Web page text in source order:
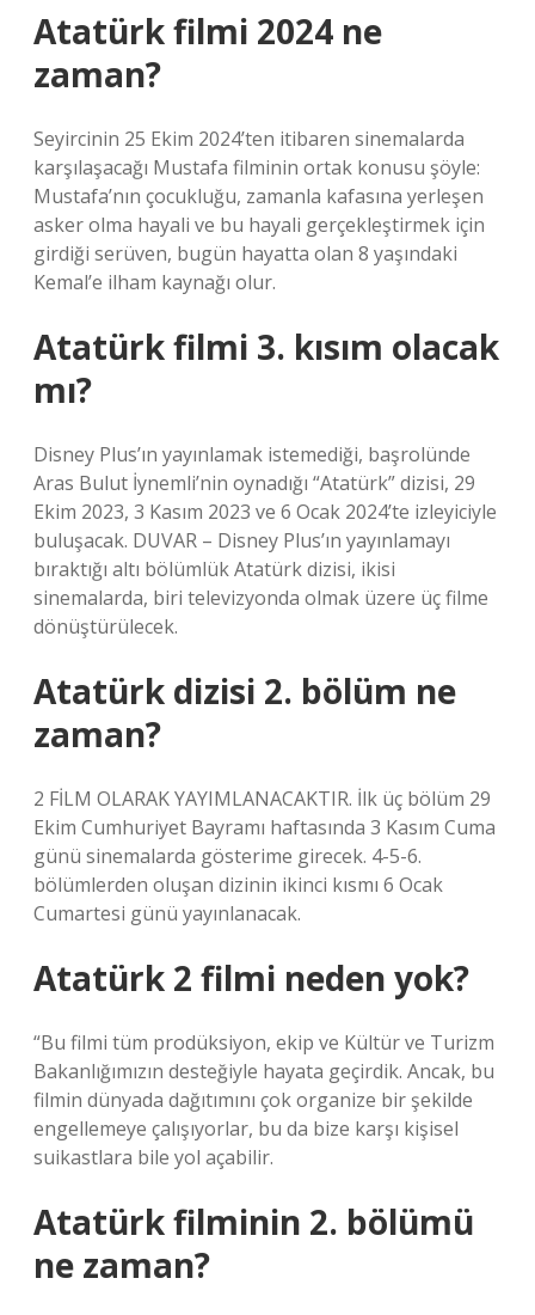
Atatürk filmi 2024 ne
zaman?
Seyircinin 25 Ekim 2024’ten itibaren sinemalarda
karşılaşacağı Mustafa filminin ortak konusu şöyle:
Mustafa’nın çocukluğu, zamanla kafasına yerleşen
asker olma hayali ve bu hayali gerçekleştirmek için
girdiği serüven, bugün hayatta olan 8 yaşındaki
Kemal’e ilham kaynağı olur.
Atatürk filmi 3. kısım olacak
mı?
Disney Plus’ın yayınlamak istemediği, başrolünde
Aras Bulut İynemli’nin oynadığı “Atatürk” dizisi, 29
Ekim 2023, 3 Kasım 2023 ve 6 Ocak 2024’te izleyiciyle
buluşacak. DUVAR – Disney Plus’ın yayınlamayı
bıraktığı altı bölümlük Atatürk dizisi, ikisi
sinemalarda, biri televizyonda olmak üzere üç filme
dönüştürülecek.
Atatürk dizisi 2. bölüm ne
zaman?
2 FİLM OLARAK YAYIMLANACAKTIR. İlk üç bölüm 29
Ekim Cumhuriyet Bayramı haftasında 3 Kasım Cuma
günü sinemalarda gösterime girecek. 4-5-6.
bölümlerden oluşan dizinin ikinci kısmı 6 Ocak
Cumartesi günü yayınlanacak.
Atatürk 2 filmi neden yok?
“Bu filmi tüm prodüksiyon, ekip ve Kültür ve Turizm
Bakanlığımızın desteğiyle hayata geçirdik. Ancak, bu
filmin dünyada dağıtımını çok organize bir şekilde
engellemeye çalışıyorlar, bu da bize karşı kişisel
suikastlara bile yol açabilir.
Atatürk filminin 2. bölümü
ne zaman?